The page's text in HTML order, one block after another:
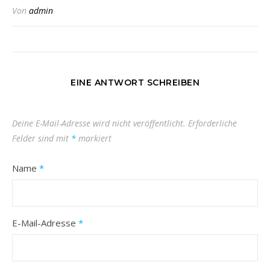
Von admin
EINE ANTWORT SCHREIBEN
Deine E-Mail-Adresse wird nicht veröffentlicht. Erforderliche
Felder sind mit * markiert
Name *
E-Mail-Adresse *